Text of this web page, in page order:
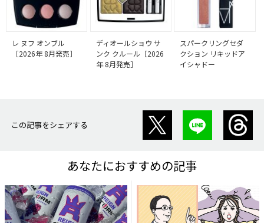
レ ヌフ オンブル
［2026年 8月発売］
ディオールショウ サ
ンク クルール［2026
年 8月発売］
スパークリングセダ
クション リキッドア
イシャドー
この記事をシェアする
あなたにおすすめの記事